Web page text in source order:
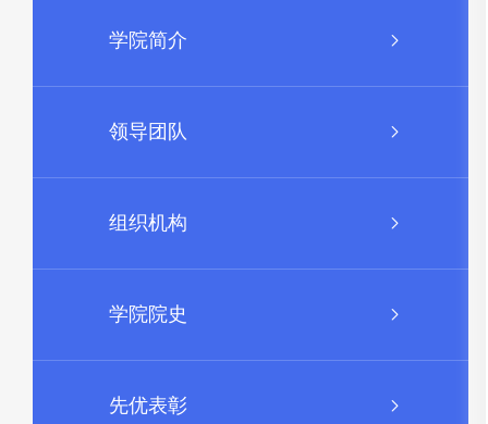
学院简介
领导团队
组织机构
学院院史
先优表彰